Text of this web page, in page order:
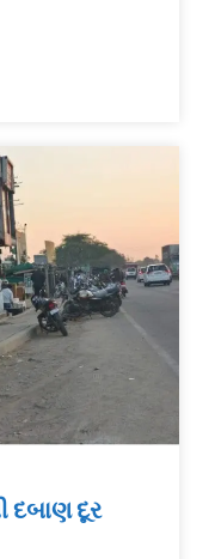
દબાણ દૂર